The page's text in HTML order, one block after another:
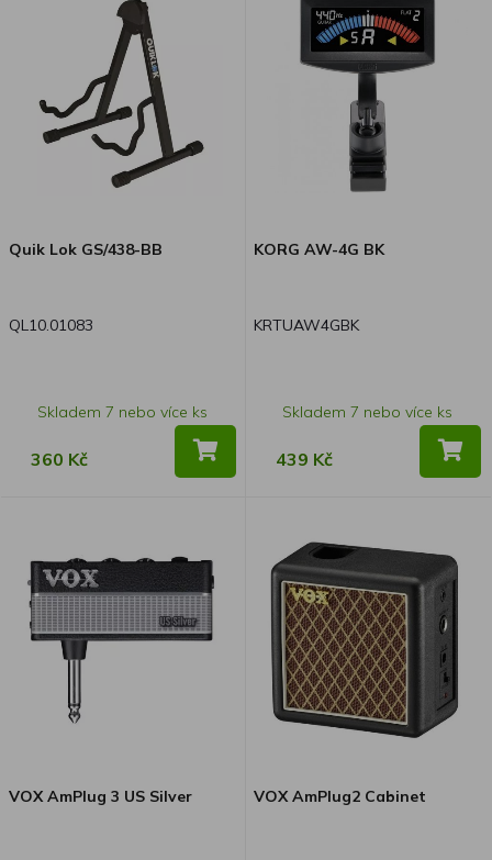
Quik Lok GS/438-BB
QL10.01083
Skladem 7 nebo více ks
360 Kč
KORG AW-4G BK
KRTUAW4GBK
Skladem 7 nebo více ks
439 Kč
VOX AmPlug 3 US Silver VOX AmPlug2 Cabinet